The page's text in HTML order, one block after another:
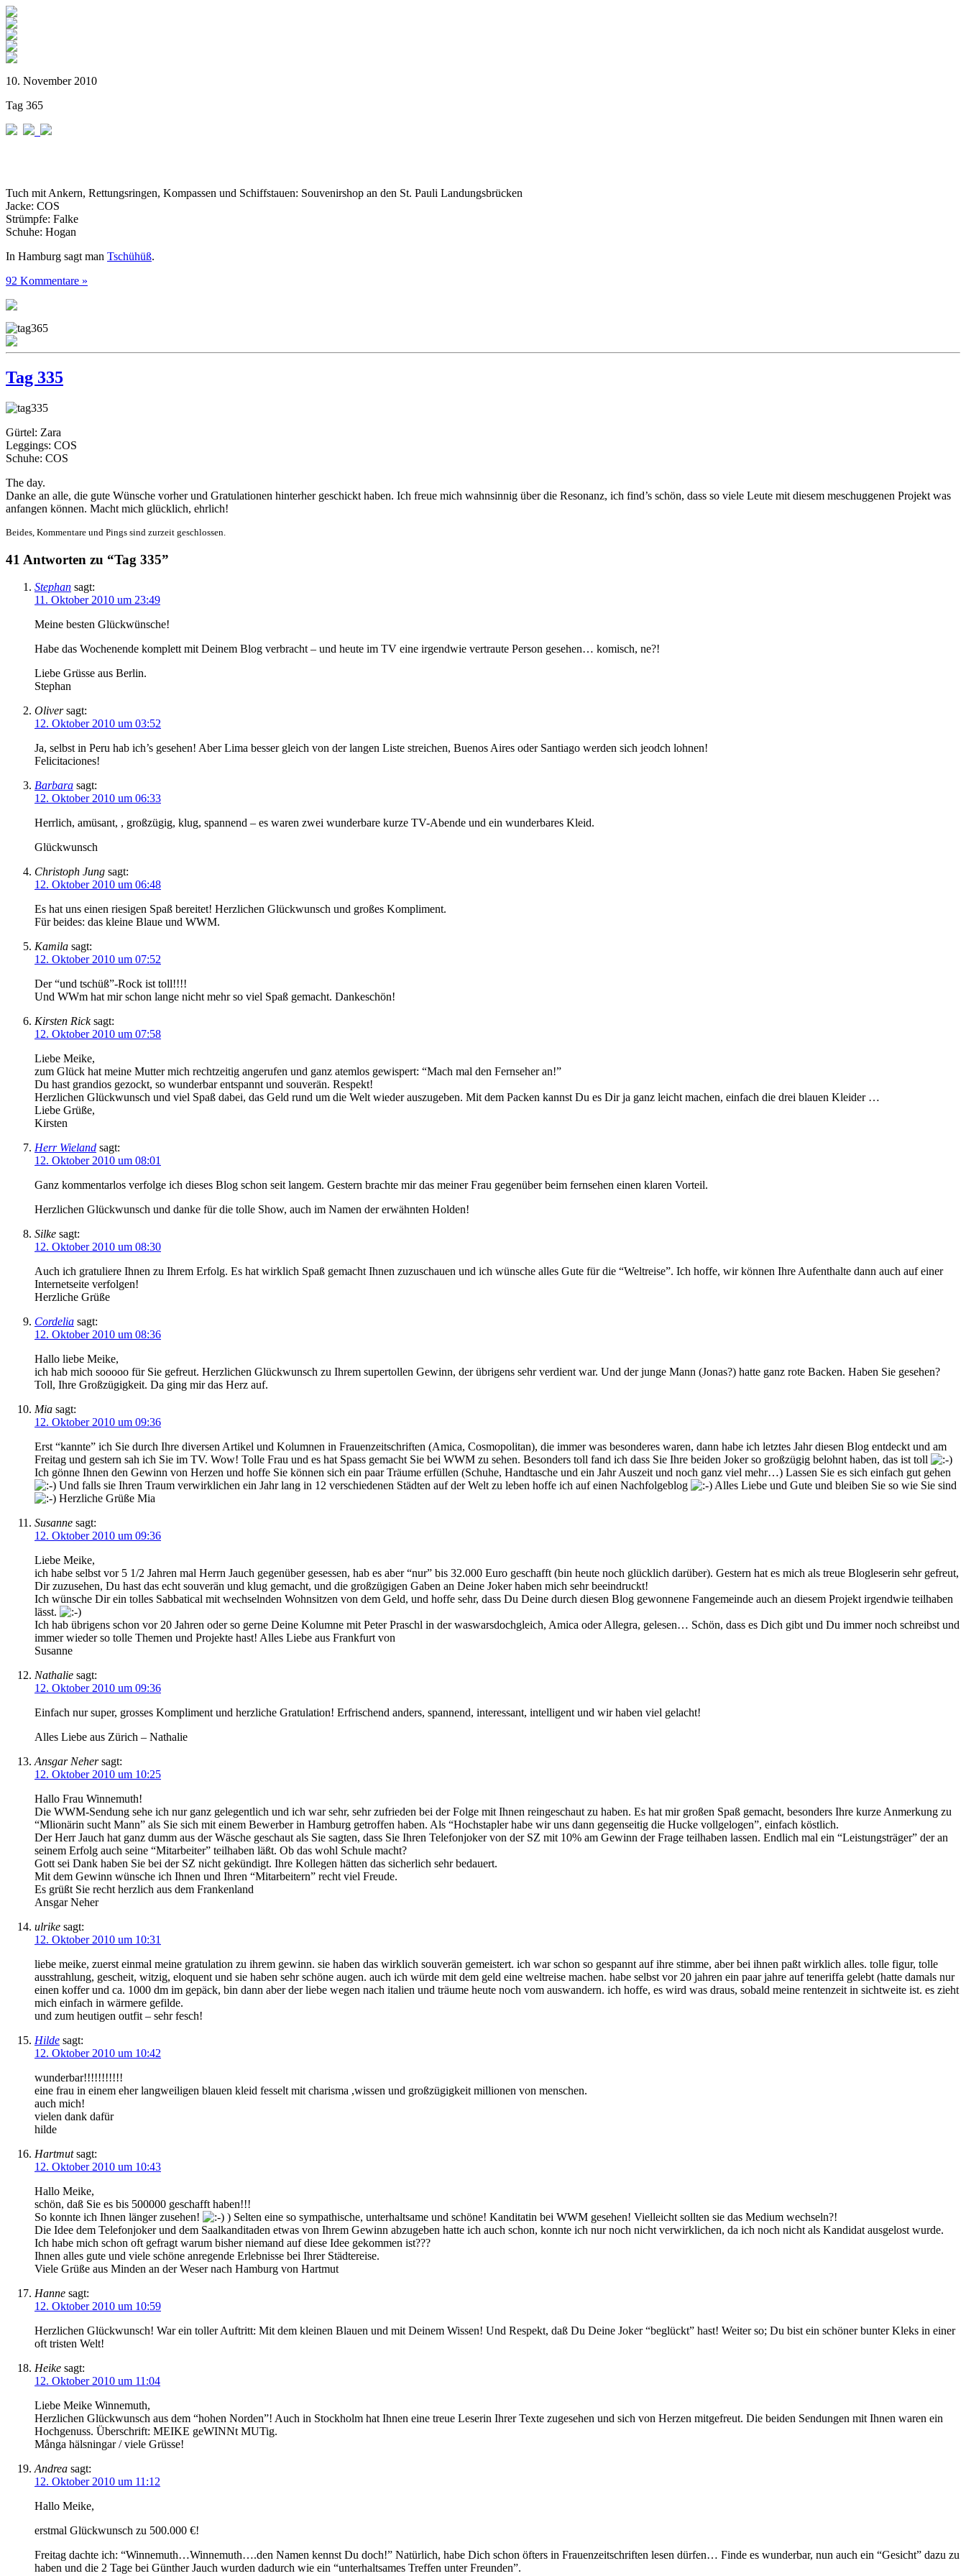
10. November 2010
Tag 365
Tuch mit Ankern, Rettungsringen, Kompassen und Schiffstauen: Souvenirshop an den St. Pauli Landungsbrücken
Jacke: COS
Strümpfe: Falke
Schuhe: Hogan
In Hamburg sagt man Tschühüß.
92 Kommentare »
Tag 335
Gürtel: Zara
Leggings: COS
Schuhe: COS
The day.
Danke an alle, die gute Wünsche vorher und Gratulationen hinterher geschickt haben. Ich freue mich wahnsinnig über die Resonanz, ich find’s schön, dass so viele Leute mit diesem meschuggenen Projekt was
anfangen können. Macht mich glücklich, ehrlich!
Beides, Kommentare und Pings sind zurzeit geschlossen.
41 Antworten zu “Tag 335”
Stephan sagt:
11. Oktober 2010 um 23:49
Meine besten Glückwünsche!
Habe das Wochenende komplett mit Deinem Blog verbracht – und heute im TV eine irgendwie vertraute Person gesehen… komisch, ne?!
Liebe Grüsse aus Berlin.
Stephan
Oliver sagt:
12. Oktober 2010 um 03:52
Ja, selbst in Peru hab ich’s gesehen! Aber Lima besser gleich von der langen Liste streichen, Buenos Aires oder Santiago werden sich jeodch lohnen!
Felicitaciones!
Barbara sagt:
12. Oktober 2010 um 06:33
Herrlich, amüsant, , großzügig, klug, spannend – es waren zwei wunderbare kurze TV-Abende und ein wunderbares Kleid.
Glückwunsch
Christoph Jung sagt:
12. Oktober 2010 um 06:48
Es hat uns einen riesigen Spaß bereitet! Herzlichen Glückwunsch und großes Kompliment.
Für beides: das kleine Blaue und WWM.
Kamila sagt:
12. Oktober 2010 um 07:52
Der “und tschüß”-Rock ist toll!!!!
Und WWm hat mir schon lange nicht mehr so viel Spaß gemacht. Dankeschön!
Kirsten Rick sagt:
12. Oktober 2010 um 07:58
Liebe Meike,
zum Glück hat meine Mutter mich rechtzeitig angerufen und ganz atemlos gewispert: “Mach mal den Fernseher an!”
Du hast grandios gezockt, so wunderbar entspannt und souverän. Respekt!
Herzlichen Glückwunsch und viel Spaß dabei, das Geld rund um die Welt wieder auszugeben. Mit dem Packen kannst Du es Dir ja ganz leicht machen, einfach die drei blauen Kleider …
Liebe Grüße,
Kirsten
Herr Wieland sagt:
12. Oktober 2010 um 08:01
Ganz kommentarlos verfolge ich dieses Blog schon seit langem. Gestern brachte mir das meiner Frau gegenüber beim fernsehen einen klaren Vorteil.
Herzlichen Glückwunsch und danke für die tolle Show, auch im Namen der erwähnten Holden!
Silke sagt:
12. Oktober 2010 um 08:30
Auch ich gratuliere Ihnen zu Ihrem Erfolg. Es hat wirklich Spaß gemacht Ihnen zuzuschauen und ich wünsche alles Gute für die “Weltreise”. Ich hoffe, wir können Ihre Aufenthalte dann auch auf einer
Internetseite verfolgen!
Herzliche Grüße
Cordelia sagt:
12. Oktober 2010 um 08:36
Hallo liebe Meike,
ich hab mich sooooo für Sie gefreut. Herzlichen Glückwunsch zu Ihrem supertollen Gewinn, der übrigens sehr verdient war. Und der junge Mann (Jonas?) hatte ganz rote Backen. Haben Sie gesehen?
Toll, Ihre Großzügigkeit. Da ging mir das Herz auf.
Mia sagt:
12. Oktober 2010 um 09:36
Erst “kannte” ich Sie durch Ihre diversen Artikel und Kolumnen in Frauenzeitschriften (Amica, Cosmopolitan), die immer was besonderes waren, dann habe ich letztes Jahr diesen Blog entdeckt und am
Freitag und gestern sah ich Sie im TV. Wow! Tolle Frau und es hat Spass gemacht Sie bei WWM zu sehen. Besonders toll fand ich dass Sie Ihre beiden Joker so großzügig belohnt haben, das ist toll
Ich gönne Ihnen den Gewinn von Herzen und hoffe Sie können sich ein paar Träume erfüllen (Schuhe, Handtasche und ein Jahr Auszeit und noch ganz viel mehr…) Lassen Sie es sich einfach gut gehen
Und falls sie Ihren Traum verwirklichen ein Jahr lang in 12 verschiedenen Städten auf der Welt zu leben hoffe ich auf einen Nachfolgeblog
Alles Liebe und Gute und bleiben Sie so wie Sie sind
Herzliche Grüße Mia
Susanne sagt:
12. Oktober 2010 um 09:36
Liebe Meike,
ich habe selbst vor 5 1/2 Jahren mal Herrn Jauch gegenüber gesessen, hab es aber “nur” bis 32.000 Euro geschafft (bin heute noch glücklich darüber). Gestern hat es mich als treue Blogleserin sehr gefreut,
Dir zuzusehen, Du hast das echt souverän und klug gemacht, und die großzügigen Gaben an Deine Joker haben mich sehr beeindruckt!
Ich wünsche Dir ein tolles Sabbatical mit wechselnden Wohnsitzen von dem Geld, und hoffe sehr, dass Du Deine durch diesen Blog gewonnene Fangemeinde auch an diesem Projekt irgendwie teilhaben
lässt.
Ich hab übrigens schon vor 20 Jahren oder so gerne Deine Kolumne mit Peter Praschl in der waswarsdochgleich, Amica oder Allegra, gelesen… Schön, dass es Dich gibt und Du immer noch schreibst und
immer wieder so tolle Themen und Projekte hast! Alles Liebe aus Frankfurt von
Susanne
Nathalie sagt:
12. Oktober 2010 um 09:36
Einfach nur super, grosses Kompliment und herzliche Gratulation! Erfrischend anders, spannend, interessant, intelligent und wir haben viel gelacht!
Alles Liebe aus Zürich – Nathalie
Ansgar Neher sagt:
12. Oktober 2010 um 10:25
Hallo Frau Winnemuth!
Die WWM-Sendung sehe ich nur ganz gelegentlich und ich war sehr, sehr zufrieden bei der Folge mit Ihnen reingeschaut zu haben. Es hat mir großen Spaß gemacht, besonders Ihre kurze Anmerkung zu
“Mlionärin sucht Mann” als Sie sich mit einem Bewerber in Hamburg getroffen haben. Als “Hochstapler habe wir uns dann gegenseitig die Hucke vollgelogen”, einfach köstlich.
Der Herr Jauch hat ganz dumm aus der Wäsche geschaut als Sie sagten, dass Sie Ihren Telefonjoker von der SZ mit 10% am Gewinn der Frage teilhaben lassen. Endlich mal ein “Leistungsträger” der an
seinem Erfolg auch seine “Mitarbeiter” teilhaben läßt. Ob das wohl Schule macht?
Gott sei Dank haben Sie bei der SZ nicht gekündigt. Ihre Kollegen hätten das sicherlich sehr bedauert.
Mit dem Gewinn wünsche ich Ihnen und Ihren “Mitarbeitern” recht viel Freude.
Es grüßt Sie recht herzlich aus dem Frankenland
Ansgar Neher
ulrike sagt:
12. Oktober 2010 um 10:31
liebe meike, zuerst einmal meine gratulation zu ihrem gewinn. sie haben das wirklich souverän gemeistert. ich war schon so gespannt auf ihre stimme, aber bei ihnen paßt wirklich alles. tolle figur, tolle
ausstrahlung, gescheit, witzig, eloquent und sie haben sehr schöne augen. auch ich würde mit dem geld eine weltreise machen. habe selbst vor 20 jahren ein paar jahre auf teneriffa gelebt (hatte damals nur
einen koffer und ca. 1000 dm im gepäck, bin dann aber der liebe wegen nach italien und träume heute noch vom auswandern. ich hoffe, es wird was draus, sobald meine rentenzeit in sichtweite ist. es zieht
mich einfach in wärmere gefilde.
und zum heutigen outfit – sehr fesch!
Hilde sagt:
12. Oktober 2010 um 10:42
wunderbar!!!!!!!!!!!
eine frau in einem eher langweiligen blauen kleid fesselt mit charisma ,wissen und großzügigkeit millionen von menschen.
auch mich!
vielen dank dafür
hilde
Hartmut sagt:
12. Oktober 2010 um 10:43
Hallo Meike,
schön, daß Sie es bis 500000 geschafft haben!!!
So konnte ich Ihnen länger zusehen!
) Selten eine so sympathische, unterhaltsame und schöne! Kanditatin bei WWM gesehen! Vielleicht sollten sie das Medium wechseln?!
Die Idee dem Telefonjoker und dem Saalkanditaden etwas von Ihrem Gewinn abzugeben hatte ich auch schon, konnte ich nur noch nicht verwirklichen, da ich noch nicht als Kandidat ausgelost wurde.
Ich habe mich schon oft gefragt warum bisher niemand auf diese Idee gekommen ist???
Ihnen alles gute und viele schöne anregende Erlebnisse bei Ihrer Städtereise.
Viele Grüße aus Minden an der Weser nach Hamburg von Hartmut
Hanne sagt:
12. Oktober 2010 um 10:59
Herzlichen Glückwunsch! War ein toller Auftritt: Mit dem kleinen Blauen und mit Deinem Wissen! Und Respekt, daß Du Deine Joker “beglückt” hast! Weiter so; Du bist ein schöner bunter Kleks in einer
oft tristen Welt!
Heike sagt:
12. Oktober 2010 um 11:04
Liebe Meike Winnemuth,
Herzlichen Glückwunsch aus dem “hohen Norden”! Auch in Stockholm hat Ihnen eine treue Leserin Ihrer Texte zugesehen und sich von Herzen mitgefreut. Die beiden Sendungen mit Ihnen waren ein
Hochgenuss. Überschrift: MEIKE geWINNt MUTig.
Många hälsningar / viele Grüsse!
Andrea sagt:
12. Oktober 2010 um 11:12
Hallo Meike,
erstmal Glückwunsch zu 500.000 €!
Freitag dachte ich: “Winnemuth…Winnemuth….den Namen kennst Du doch!” Natürlich, habe Dich schon öfters in Frauenzeitschriften lesen dürfen… Finde es wunderbar, nun auch ein “Gesicht” dazu zu
haben und die 2 Tage bei Günther Jauch wurden dadurch wie ein “unterhaltsames Treffen unter Freunden”.